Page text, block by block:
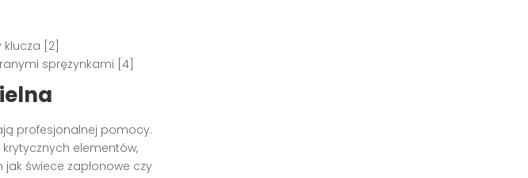
[2]
sprężynkami [4]
profesjonalnej pomocy.
elementów,
świece zapłonowe czy